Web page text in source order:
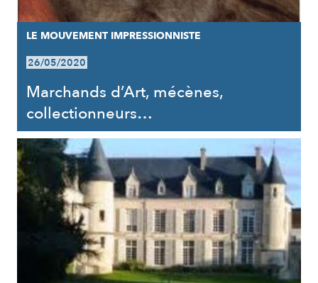
LE MOUVEMENT IMPRESSIONNISTE
26/05/2020
Marchands d’Art, mécènes,
collectionneurs…